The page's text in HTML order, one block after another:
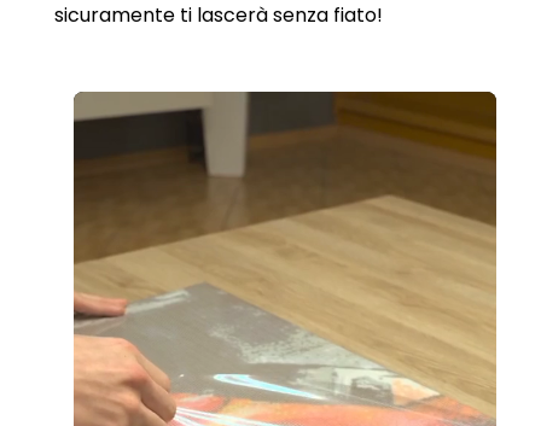
sicuramente ti lascerà senza fiato!